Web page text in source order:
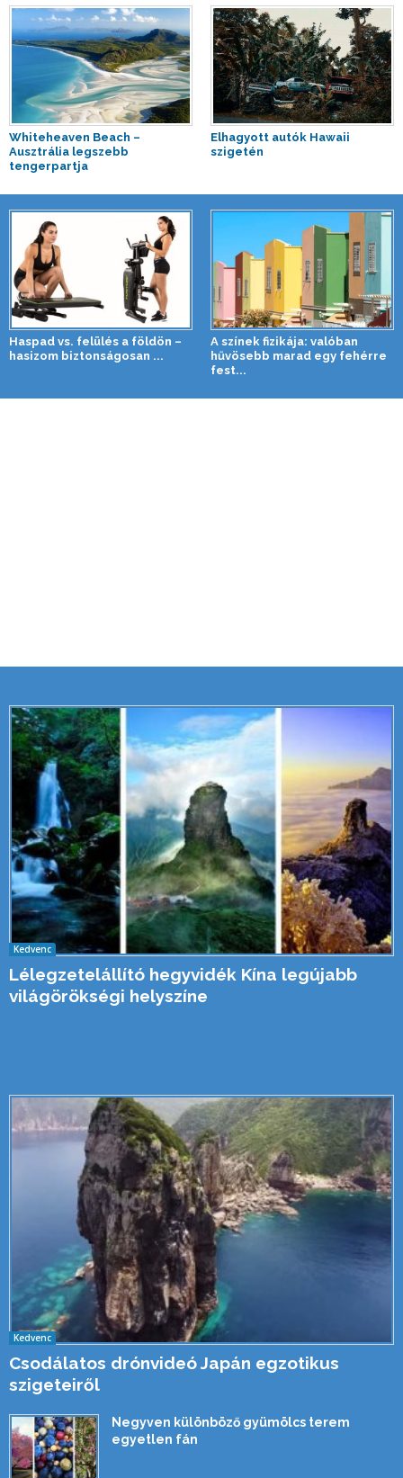
Whiteheaven Beach –
Ausztrália legszebb
tengerpartja
Elhagyott autók Hawaii
szigetén
Haspad vs. felülés a földön –
hasizom biztonságosan ...
A színek fizikája: valóban
hűvösebb marad egy fehérre
fest...
Kedvenc
Lélegzetelállító hegyvidék Kína legújabb
világörökségi helyszíne
Kedvenc
Csodálatos drónvideó Japán egzotikus
szigeteiről
Negyven különböző gyümölcs terem
egyetlen fán